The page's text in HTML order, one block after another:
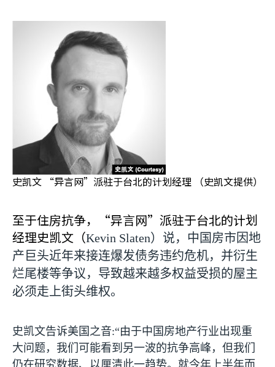
史凯文 “异言网”派驻于台北的计划经理 （史凯文提供）
至于住房抗争，“异言网”派驻于台北的计划
经理史凯文（Kevin Slaten）说，中国房市因地
产巨头近年来接连爆发债务违约危机，并衍生
烂尾楼等争议，导致越来越多权益受损的屋主
必须走上街头维权。
史凯文告诉美国之音:“由于中国房地产行业出现重
大问题，我们可能看到另一波的抗争高峰，但我们
仍在研究数据、以厘清此一趋势。就今年上半年而